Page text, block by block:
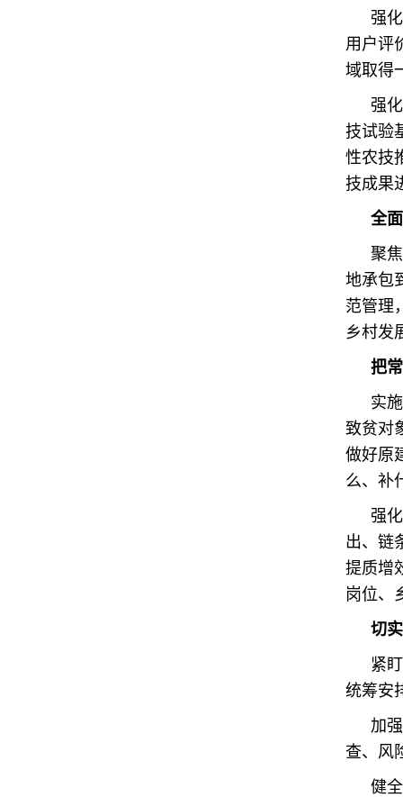
强
用户评
域取得
强
技试验
性农技
技成果
全
聚
地承包
范管理
乡村发
把
实
致贫对
做好原
么、补
强
出、链
提质增
岗位、
切
紧
统筹安
加
查、风
健